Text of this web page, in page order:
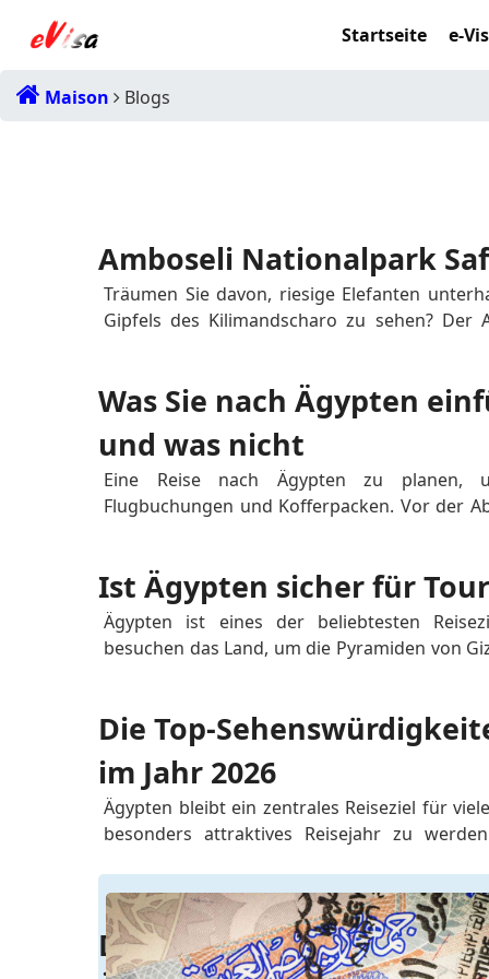
Startseite e-
Maison Blogs
Amboseli Nationalpark
Träumen Sie davon, riesige Elefanten
Gipfels des Kilimandscharo zu sehen? Der
Obwohl der Amboseli-Nationalpark kleiner i...
Was Sie nach Ägypten
und was nicht
Eine Reise nach Ägypten zu planen,
Flugbuchungen und Kofferpacken. Vor der
Genehmigung erforderlich ist un...
Ist Ägypten sicher für
Ägypten ist eines der beliebtesten
besuchen das Land, um die Pyramiden von
sich jedoch vor der Buchung ihrer Reise
Die Top-
im Jahr 2026
Ägypten bleibt ein zentrales Reiseziel für
besonders attraktives Reisejahr zu
besserer Planung und optimierten
Die Visagebühren für